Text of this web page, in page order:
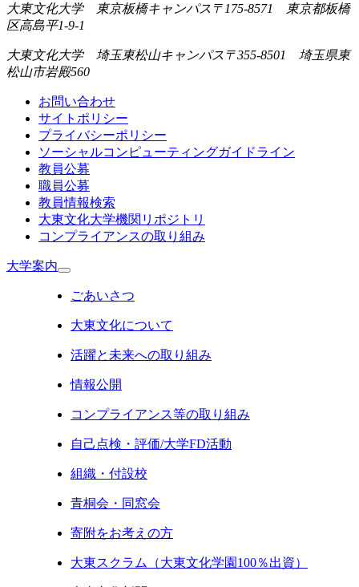
大東文化大学 東京板橋キャンパス 〒175-8571 東京都板橋
区高島平1-9-1
大東文化大学 埼玉東松山キャンパス 〒355-8501 埼玉県東
松山市岩殿560
お問い合わせ
サイトポリシー
プライバシーポリシー
ソーシャルコンピューティングガイドライン
教員公募
職員公募
教員情報検索
大東文化大学機関リポジトリ
コンプライアンスの取り組み
大学案内
ごあいさつ
大東文化について
活躍と未来への取り組み
情報公開
コンプライアンス等の取り組み
自己点検・評価/大学FD活動
組織・付設校
青桐会・同窓会
寄附をお考えの方
大東スクラム（大東文化学園100％出資）